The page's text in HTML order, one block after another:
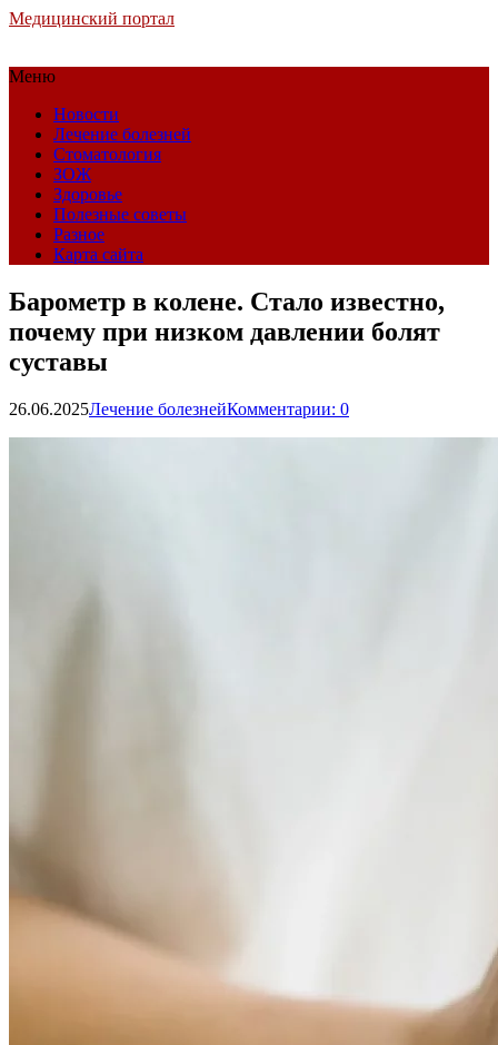
Медицинский портал
Меню
Новости
Лечение болезней
Стоматология
ЗОЖ
Здоровье
Полезные советы
Разное
Карта сайта
Барометр в колене. Стало известно,
почему при низком давлении болят
суставы
26.06.2025Лечение болезнейКомментарии: 0